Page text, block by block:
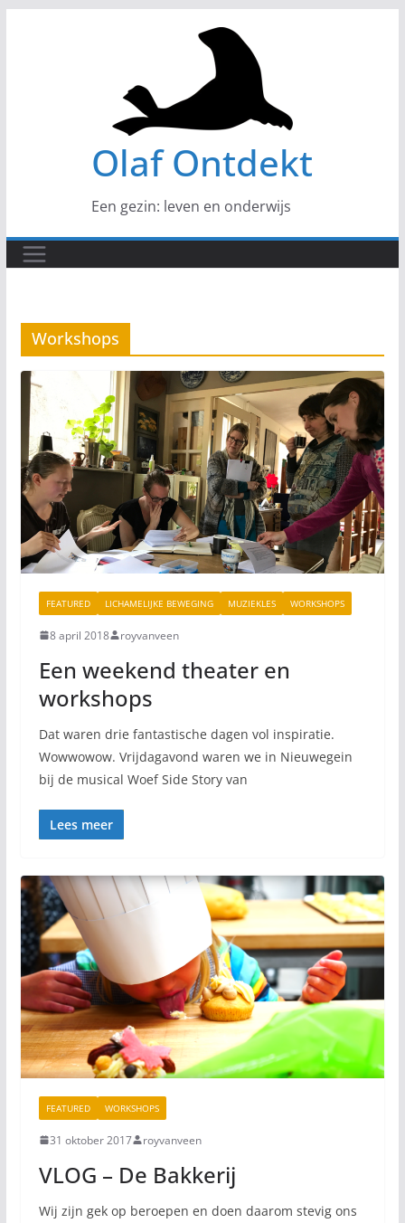
Olaf Ontdekt
Een gezin: leven en onderwijs
Workshops
FEATURED LICHAMELIJKE BEWEGING MUZIEKLES WORKSHOPS
8 april 2018 royvanveen
Een weekend theater en
workshops
Dat waren drie fantastische dagen vol inspiratie.
Wowwowow. Vrijdagavond waren we in Nieuwegein
bij de musical Woef Side Story van
Lees meer
FEATURED WORKSHOPS
31 oktober 2017 royvanveen
VLOG – De Bakkerij
Wij zijn gek op beroepen en doen daarom stevig ons